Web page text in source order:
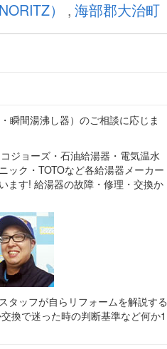
） , 海部郡大治町
瞬間湯沸し器）のご相談に応じま
ジョーズ・石油給湯器・電気温水
ック・TOTOなど各給湯器メーカー
ます! 給湯器の故障・修理・交換か
タッフが自らリフォームを解説する
換で迷った時の判断基準など何か1